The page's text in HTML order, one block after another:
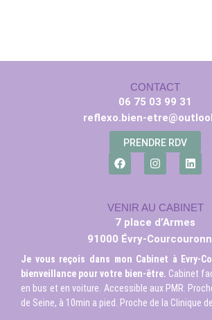
CONTACT
06 75 03 99 31
reflexo.bien-
PRENDRE RDV
VENIR AU CABINET
7 place d’Armes
91000 Évry-
Je vous reçois dans mon Cabinet à Evry-
bienveillance pour votre bien-être. Cabinet
en bus et en voiture. Accessible aux PMR.
de Seine, à 10min a pied. Proche de la Clinique